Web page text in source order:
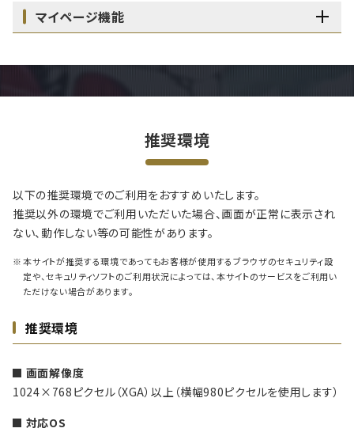
マイページ機能
推奨環境
以下の推奨環境でのご利用をおすすめいたします。
推奨以外の環境でご利用いただいた場合、画面が正常に表示され
ない、動作しない等の可能性があります。
本サイトが推奨する環境であってもお客様が使用するブラウザのセキュリティ設
定や、セキュリティソフトのご利用状況によっては、本サイトのサービスをご利用い
ただけない場合があります。
推奨環境
画面解像度
1024×768ピクセル（XGA）以上（横幅980ピクセルを使用します）
対応OS